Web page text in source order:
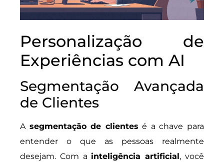
Personalização de
Experiências com AI
Segmentação Avançada
de Clientes
A segmentação de clientes é a chave para
entender o que as pessoas realmente
desejam. Com ainteligência artificial, você